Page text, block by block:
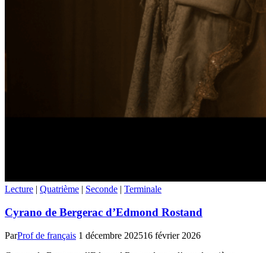
Lecture | Quatrième | Seconde | Terminale
Cyrano de Bergerac d’Edmond Rostand
ParProf de français 1 décembre 202516 février 2026